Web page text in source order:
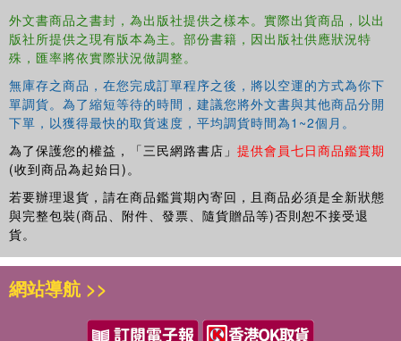
Examines numerous research studies conducted by leading
scholars in the field of infrastructure systems and civil engineering
Presents the most emergent fields of civil engineering design, such
as data analytics and Artificial Intelligence for the analysis and
performance assessment of infrastructure systems and their
resilience
Emphasizes the importance of an interdisciplinary approach to
develop the modeling, analysis, and experimental tools for
designing more resilient and intelligent infrastructures
Appropriate for practicing engineers and upper-level
Structures: Testing, Sensing, Monitoring, and Control
serves as a strategic roadmap for further research in the
field of vibration testing and instrumentation of
外文書商品之書封，為出版社提供之樣本。實際出貨商品，以出
版社所提供之現有版本為主。部份書籍，因出版社供應狀況特
殊，匯率將依實際狀況做調整。
無庫存之商品，在您完成訂單程序之後，將以空運的方式為你下
單調貨。為了縮短等待的時間，建議您將外文書與其他商品分開
下單，以獲得最快的取貨速度，平均調貨時間為1~2個月。
為了保護您的權益，「三民網路書店」 提供會員七日商品鑑賞期
(收到商品為起始日)。
若要辦理退貨，請在商品鑑賞期內寄回，且商品必須是全新狀態
與完整包裝(商品、附件、發票、隨貨贈品等)否則恕不接受退
貨。
網站導航 >>